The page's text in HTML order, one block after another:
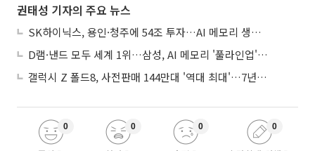
권태성 기자의 주요 뉴스
SK하이닉스, 용인·청주에 54조 투자…AI 메모리 생산기지 키운다
D램·낸드 모두 세계 1위…삼성, AI 메모리 '풀라인업'으로 승부
갤럭시 Z 폴드8, 사전판매 144만대 '역대 최대'…7년만에 갤노트10 기록 넘어
0 0 0 0